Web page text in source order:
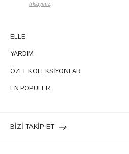
tıklayınız
ELLE
YARDIM
ÖZEL KOLEKSİYONLAR
EN POPÜLER
BİZİ TAKİP ET